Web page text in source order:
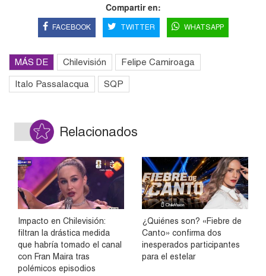
Compartir en:
FACEBOOK TWITTER WHATSAPP
MÁS DE Chilevisión Felipe Camiroaga
Italo Passalacqua SQP
Relacionados
Impacto en Chilevisión:
filtran la drástica medida
que habría tomado el canal
con Fran Maira tras
polémicos episodios
¿Quiénes son? «Fiebre de
Canto» confirma dos
inesperados participantes
para el estelar